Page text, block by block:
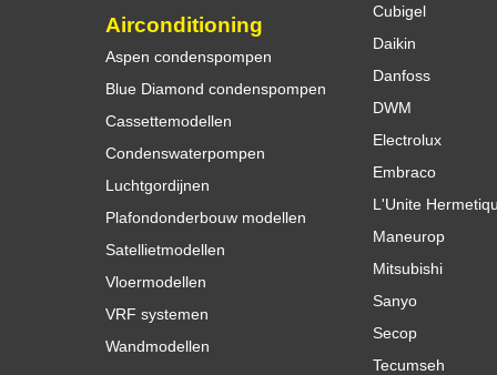
Airconditioning
Aspen condenspompen
Blue Diamond condenspompen
Cassettemodellen
Condenswaterpompen
Luchtgordijnen
Plafondonderbouw modellen
Satellietmodellen
Vloermodellen
VRF systemen
Wandmodellen
Cubigel
Daikin
Danfoss
DWM
Electrolux
Embraco
L'Unite
Maneurop
Mitsubishi
Sanyo
Secop
Tecumseh